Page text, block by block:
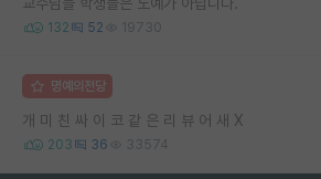
132 52 19730
명예의전당
개 미 친 싸 이 코 같 은 리 뷰 어 새 X
203 36 33574